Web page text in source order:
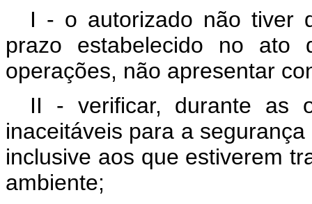
I - o autorizado não tiver
prazo estabelecido no ato
operações, não apresentar
II - verificar, durante as
inaceitáveis para a
inclusive aos que estiverem
ambiente;